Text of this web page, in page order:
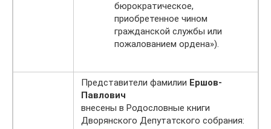
бюрократическое,
приобретенное чином
гражданской службы или
пожалованием ордена»).
Представители фамилии Ершов-
Павлович
внесены в Родословные книги
Дворянского Депутатского собрания: